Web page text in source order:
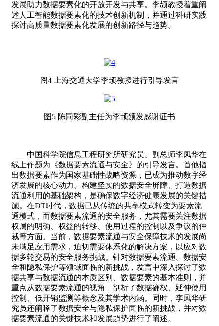
发展助力数据要素化的开放开发与共享。李颉教授着重阐
述人工智能数据要素化的技术创新机制，并通过科研实践
探讨高质量数据要素化发展的创新路径与趋势。
图4 上海交通大学李颉教授进行引导发言
图5 陈同彩副主任为李颉颁发感谢证书
中国科学院信息工程研究所研究员、副总师李凤华在
线上作题为《数据要素流通与安全》的引导发言。首他指
出数据要素作为国家基础性战略资源，已成为推动数字经
济发展的核心动力。构建坚实的数据安全屏障、打造数据
流通利用的基础架构，是确保数字经济健康发展的关键措
施。在DT时代，数据已从传统的共享模式转变为要素流
通模式，而数据要素流通的安全服务，尤其需要关注数据
权属的明确、权益的转移、使用过程的控制以及争议的仲
裁等方面。当前，数据要素流通与安全保障技术的发展尚
未满足应用需求，迫切需要体系化的解决方案，以应对数
据多轮交易的安全服务挑战。针对数据要素流通、数据安
全和隐私保护等领域面临的新挑战，发言中深入探讨了数
据共享与数据流通的本质区别、数据要素的基本准则，并
重点从数据要素流通的视角，剖析了数据确权、延伸使用
控制、低开销监测等概念及其学术内涵。同时，李凤华研
究员还阐释了数据安全与隐私保护面临的新挑战，并对数
据要素流通的关键技术和发展趋势进行了阐述。